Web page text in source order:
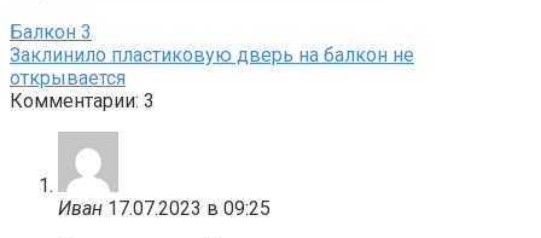
Балкон 3
Заклинило пластиковую дверь на балкон не
открывается
Комментарии: 3
Иван 17.07.2023 в 09:25